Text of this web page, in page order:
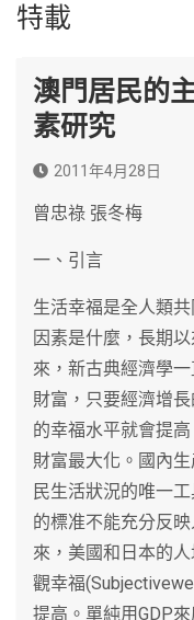
特載
澳門居民的
素研究
2011年4月28日
曾忠祿 張冬梅
一、引言
生活幸福是全人類
因素是什麼，長期
來，新古典經濟學
財富，只要經濟增
的幸福水平就會提
財富最大化。國內
民生活狀況的唯一
的標准不能充分反
來，美國和日本的
觀幸福
提高。單純用GDP